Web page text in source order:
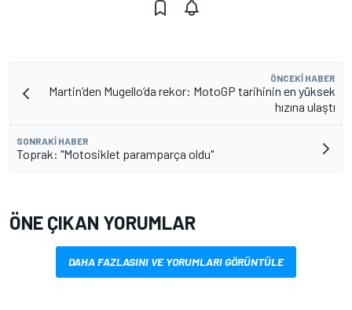
ÖNCEKI HABER
Martin’den Mugello’da rekor: MotoGP tarihinin en yüksek
hızına ulaştı
SONRAKI HABER
Toprak: "Motosiklet paramparça oldu"
ÖNE ÇIKAN YORUMLAR
DAHA FAZLASINI VE YORUMLARI GÖRÜNTÜLE